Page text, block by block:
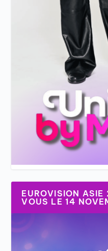
EUROVISION
VOUS LE 14